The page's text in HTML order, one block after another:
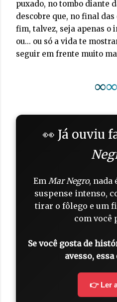
puxado, no tombo diante
descobre que, no final
fim, talvez, seja apenas o
ou... ou só a vida te
seguir em frente muito
∞∞
👀 Já ouviu
Em Mar Negro, nada
suspense intenso,
tirar o fôlego e um
com você
Se você gosta de
avesso,
👉 Ler